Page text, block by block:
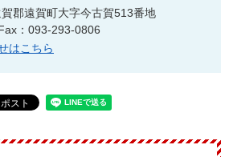
郡遠賀町大字今古賀513番地
：093-293-0806
はこちら